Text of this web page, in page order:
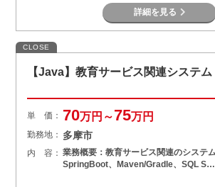
詳細を見る
CLOSE
【Java】教育サービス関連システ
単 価： 70万円～75万円
勤務地： 多摩市
内 容： 業務概要：教育サービス関連のシステ
SpringBoot、Maven/Gradle、SQL S…